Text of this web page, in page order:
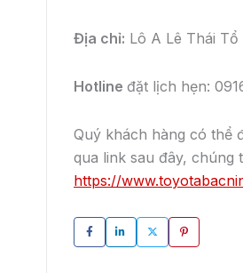
Địa chỉ: Lô A Lê Thái
Hotline đặt lịch hẹn:
Quý khách hàng có thể
qua link sau đây, chúng
https://